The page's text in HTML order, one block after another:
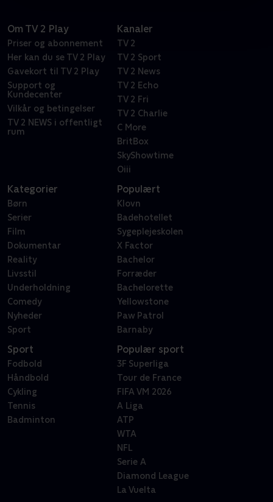
Om TV 2 Play
Priser og abonnement
Her kan du se TV 2 Play
Gavekort til TV 2 Play
Support og
Kundecenter
Vilkår og betingelser
TV 2 NEWS i offentligt
rum
Kanaler
TV 2
TV 2 Sport
TV 2 News
TV 2 Echo
TV 2 Fri
TV 2 Charlie
C More
BritBox
SkyShowtime
Oiii
Kategorier
Børn
Serier
Film
Dokumentar
Reality
Livsstil
Underholdning
Comedy
Nyheder
Sport
Populært
Klovn
Badehotellet
Sygeplejeskolen
X Factor
Bachelor
Forræder
Bachelorette
Yellowstone
Paw Patrol
Barnaby
Sport
Fodbold
Håndbold
Cykling
Tennis
Badminton
Populær sport
3F Superliga
Tour de France
FIFA VM 2026
A Liga
ATP
WTA
NFL
Serie A
Diamond League
La Vuelta